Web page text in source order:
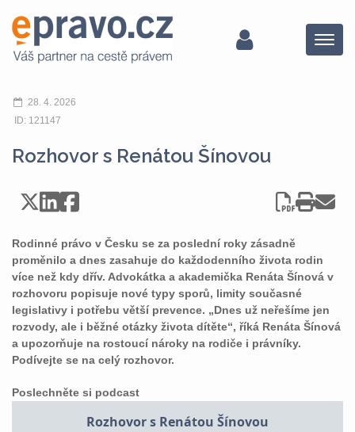
Menu
28. 4. 2026
ID: 121147
Rozhovor s Renátou Šínovou
Rodinné právo v Česku se za poslední roky zásadně
proměnilo a dnes zasahuje do každodenního života rodin
více než kdy dřív. Advokátka a akademička Renáta Šínová v
rozhovoru popisuje nové typy sporů, limity současné
legislativy i potřebu větší prevence. „Dnes už neřešíme jen
rozvody, ale i běžné otázky života dítěte“, říká Renáta Šínová
a upozorňuje na rostoucí nároky na rodiče i právníky.
Podívejte se na celý rozhovor.
Poslechněte si podcast